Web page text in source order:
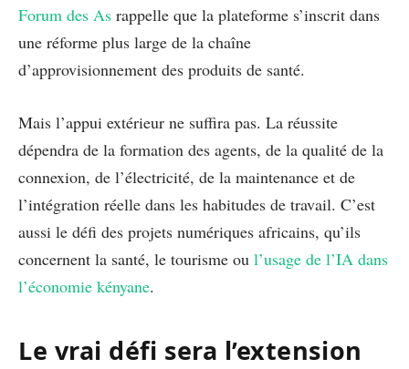
Forum des As rappelle que la plateforme s’inscrit dans
une réforme plus large de la chaîne
d’approvisionnement des produits de santé.
Mais l’appui extérieur ne suffira pas. La réussite
dépendra de la formation des agents, de la qualité de la
connexion, de l’électricité, de la maintenance et de
l’intégration réelle dans les habitudes de travail. C’est
aussi le défi des projets numériques africains, qu’ils
concernent la santé, le tourisme ou l’usage de l’IA dans
l’économie kényane.
Le vrai défi sera l’extension